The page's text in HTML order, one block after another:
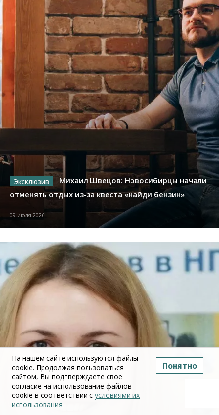
Михаил Швецов: Новосибирцы начали
отменять отдых из-за квеста «найди бензин»
09 июля 2026
На нашем сайте используются файлы
cookie. Продолжая пользоваться
сайтом, Вы подтверждаете свое
согласие на использование файлов
cookie в соответствии с условиями их
использования
Понятно